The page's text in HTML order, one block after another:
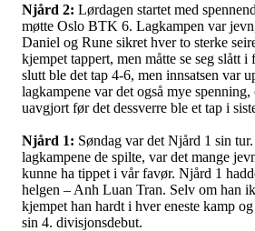
Njård 2: Lørdagen startet med
møtte Oslo BTK 6. Lagkampen var
Daniel og Rune sikret hver to sterke
kjempet tappert, men måtte se seg slått
slutt ble det tap 4-6, men innsatsen var
lagkampene var det også mye
uavgjort før det dessverre ble et tap i
Njård 1: Søndag var det Njård 1 sin
lagkampene de spilte, var det mange
kunne ha tippet i vår favør. Njård 1
helgen – Anh Luan Tran. Selv om han
kjempet han hardt i hver eneste kamp
sin 4. divisjonsdebut.